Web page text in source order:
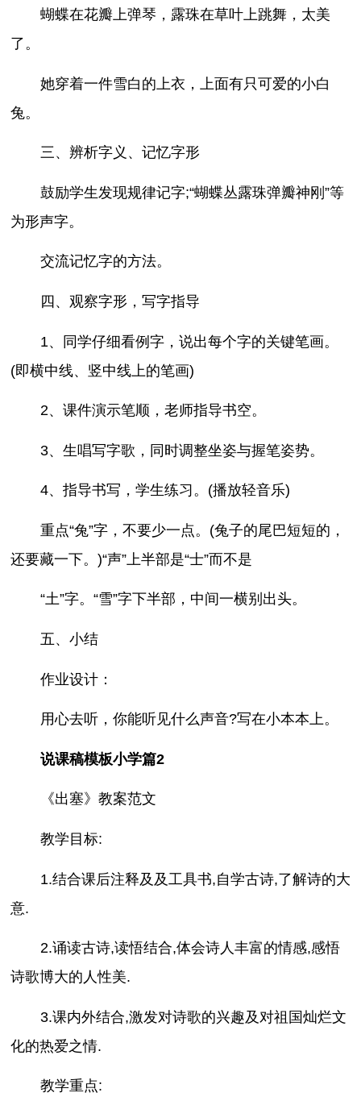
蝴蝶在花瓣上弹琴，露珠在草叶上跳舞，太美
了。
她穿着一件雪白的上衣，上面有只可爱的小白
兔。
三、辨析字义、记忆字形
鼓励学生发现规律记字;“蝴蝶丛露珠弹瓣神刚”等
为形声字。
交流记忆字的方法。
四、观察字形，写字指导
1、同学仔细看例字，说出每个字的关键笔画。
(即横中线、竖中线上的笔画)
2、课件演示笔顺，老师指导书空。
3、生唱写字歌，同时调整坐姿与握笔姿势。
4、指导书写，学生练习。(播放轻音乐)
重点“兔”字，不要少一点。(兔子的尾巴短短的，
还要藏一下。)“声”上半部是“士”而不是
“土”字。“雪”字下半部，中间一横别出头。
五、小结
作业设计：
用心去听，你能听见什么声音?写在小本本上。
说课稿模板小学篇2
《出塞》教案范文
教学目标:
1.结合课后注释及及工具书,自学古诗,了解诗的大
意.
2.诵读古诗,读悟结合,体会诗人丰富的情感,感悟
诗歌博大的人性美.
3.课内外结合,激发对诗歌的兴趣及对祖国灿烂文
化的热爱之情.
教学重点: